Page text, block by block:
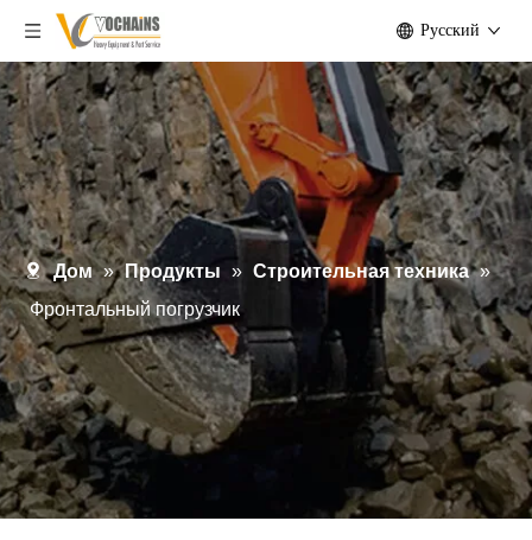
Pусский
Дом » Продукты » Строительная техника »
Фронтальный погрузчик